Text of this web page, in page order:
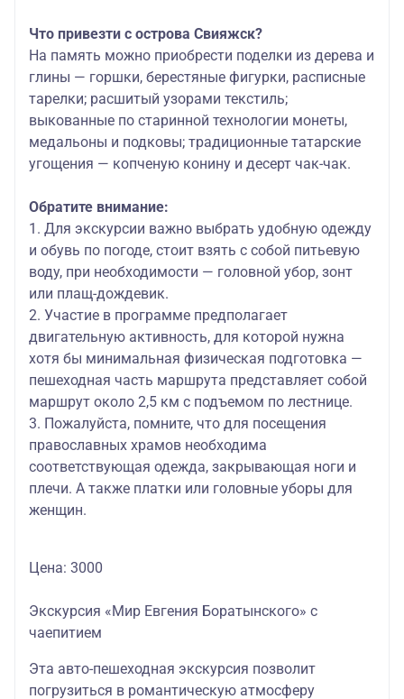
Что привезти с острова Свияжск?
На память можно приобрести поделки из дерева и
глины — горшки, берестяные фигурки, расписные
тарелки; расшитый узорами текстиль;
выкованные по старинной технологии монеты,
медальоны и подковы; традиционные татарские
угощения — копченую конину и десерт чак-чак.
Обратите внимание:
1. Для экскурсии важно выбрать удобную одежду
и обувь по погоде, стоит взять с собой питьевую
воду, при необходимости — головной убор, зонт
или плащ-дождевик.
2. Участие в программе предполагает
двигательную активность, для которой нужна
хотя бы минимальная физическая подготовка —
пешеходная часть маршрута представляет собой
маршрут около 2,5 км с подъемом по лестнице.
3. Пожалуйста, помните, что для посещения
православных храмов необходима
соответствующая одежда, закрывающая ноги и
плечи. А также платки или головные уборы для
женщин.
Цена: 3000
Экскурсия «Мир Евгения Боратынского» с
чаепитием
Эта авто-пешеходная экскурсия позволит
погрузиться в романтическую атмосферу